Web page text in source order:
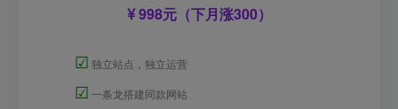
998元（下月涨300）
☑ 独立站点，独立运营
☑ 一条龙搭建同款网站